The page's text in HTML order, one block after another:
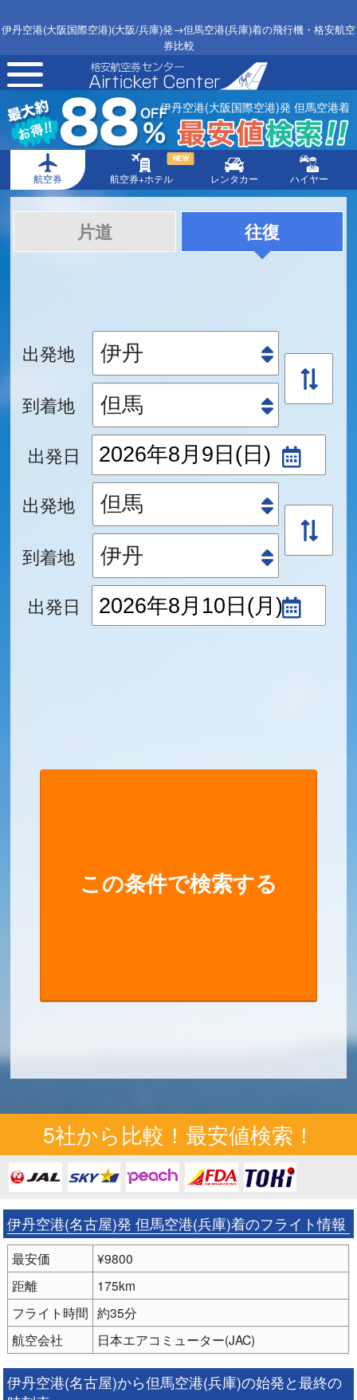
伊丹空港(大阪国際空港)(大阪/兵庫)発→但馬空港(兵庫)着の飛行機・格安航空
券比較
toggle
navigation
伊丹空港(大阪国際空港)発 但馬空港着
航空券 航空券+ホテル
NEW
レンタカー ハイヤー
片道 往復
出発地
到着地
出発日
出発地
到着地
出発日
5社から比較！最安値検索！
伊丹空港(名古屋)発 但馬空港(兵庫)着のフライト情報
最安価
¥9800
距離
175km
フライト時間 約35分
航空会社
日本エアコミューター(JAC)
伊丹空港(名古屋)から但馬空港(兵庫)の始発と最終の